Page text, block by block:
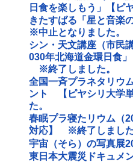
日食を楽しもう」【ピ
きたすばる「星と音楽
※中止となりました。
シン・天文講座（市民
030年北海道金環日食
※終了しました。
全国一斉プラネタリウ
ント 【ピヤシリ大学
た。
春眠プラ寝たリウム（
対応】 ※終了しまし
宇宙（そら）の写真展
東日本大震災ドキュメ